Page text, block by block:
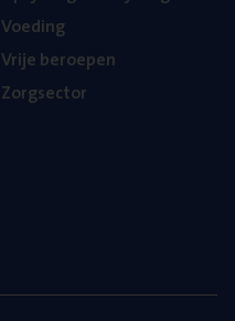
Voe­ding
Vrije beroe­pen
Zorg­sec­tor